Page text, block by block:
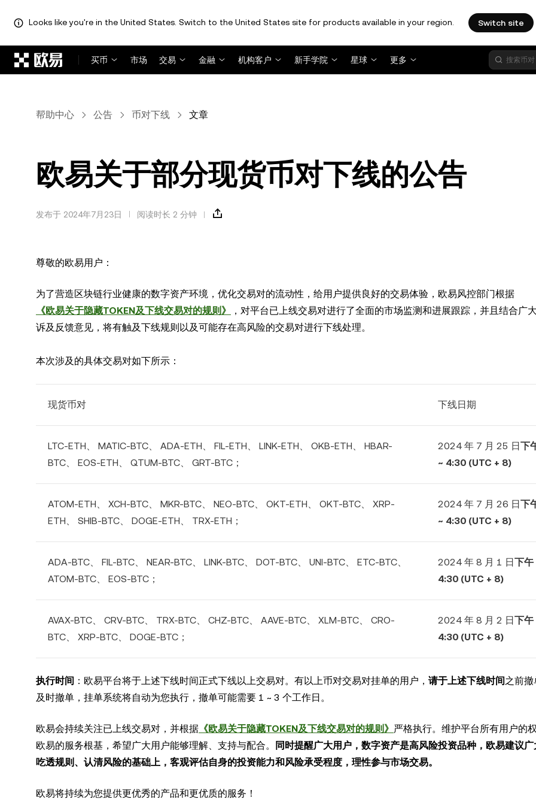
Looks like you're in the United States. Switch to the United States site for products available in your region. Switch site
买币
市场 交易 金融 机构客户 新手学院 星球 更多
帮助中心 公告 币对下线 文章
欧易关于部分现货币对下线的公告
发布于 2024年7月23日 阅读时长 2 分钟
尊敬的欧易用户：
为了营造区块链行业健康的数字资产环境，优化交易对的流动性，给用户提供良好的交易体验，欧易风控部门根据
《欧易关于隐藏TOKEN及下线交易对的规则》
，对平台已上线交易对进行了全面的市场监测和进展跟踪，并且结合广
诉及反馈意见，将有触及下线规则以及可能存在高风险的交易对进行下线处理。
本次涉及的具体交易对如下所示：
现货币对 下线日期
LTC-ETH、 MATIC-BTC、 ADA-ETH、 FIL-ETH、 LINK-ETH、 OKB-ETH、 HBAR-
BTC、 EOS-ETH、 QTUM-BTC、 GRT-BTC；
2024 年 7 月 25 日下
~ 4:30 (UTC + 8)
ATOM-ETH、 XCH-BTC、 MKR-BTC、 NEO-BTC、 OKT-ETH、 OKT-BTC、 XRP-
ETH、 SHIB-BTC、 DOGE-ETH、 TRX-ETH；
2024 年 7 月 26 日下
~ 4:30 (UTC + 8)
ADA-BTC、 FIL-BTC、 NEAR-BTC、 LINK-BTC、 DOT-BTC、 UNI-BTC、 ETC-BTC、
ATOM-BTC、 EOS-BTC；
2024 年 8 月 1 日下午
4:30 (UTC + 8)
AVAX-BTC、 CRV-BTC、 TRX-BTC、 CHZ-BTC、 AAVE-BTC、 XLM-BTC、 CRO-
BTC、 XRP-BTC、 DOGE-BTC；
2024 年 8 月 2 日下午
4:30 (UTC + 8)
执行时间 ：欧易平台将于上述下线时间正式下线以上交易对。有以上币对交易对挂单的用户， 请于上述下线时间之前
及时撤单，挂单系统将自动为您执行，撤单可能需要 1 ~ 3 个工作日。
欧易会持续关注已上线交易对，并根据 《欧易关于隐藏TOKEN及下线交易对的规则》 严格执行。维护平台所有用户的
欧易的服务根基，希望广大用户能够理解、支持与配合。
同时提醒广大用户，数字资产是高风险投资品种，欧易建议
吃透规则、认清风险的基础上，客观评估自身的投资能力和风险承受程度，理性参与市场交易。
欧易将持续为您提供更优秀的产品和更优质的服务！